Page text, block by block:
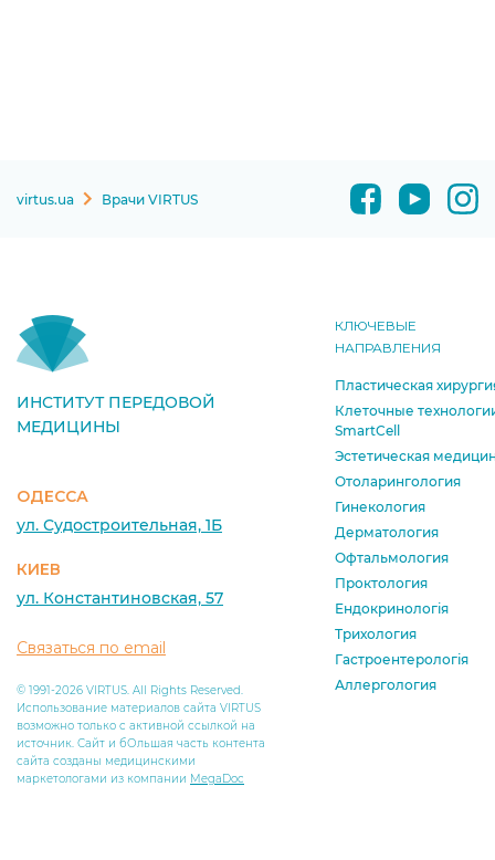
virtus.ua Врачи VIRTUS
ИНСТИТУТ ПЕРЕДОВОЙ
МЕДИЦИНЫ
ОДЕССА
ул. Судостроительная, 1Б
КИЕВ
ул. Константиновская, 57
Связаться по email
© 1991-2026 VIRTUS. All Rights Reserved.
Использование материалов сайта VIRTUS
возможно только с активной ссылкой на
источник. Сайт и бОльшая часть контента
сайта созданы медицинскими
маркетологами из компании MegaDoc
КЛЮЧЕВЫЕ
НАПРАВЛЕНИЯ
Пластическая
Клеточные
SmartCell
Эстетическая
Отоларингология
Гинекология
Дерматология
Офтальмология
Проктология
Ендокринологія
Трихология
Гастроентерологія
Аллергология